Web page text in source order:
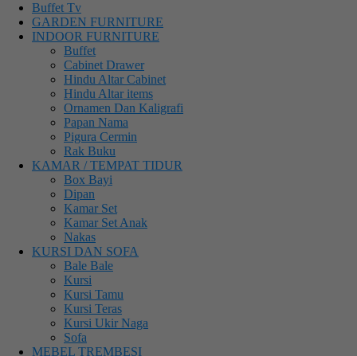
Buffet Tv
GARDEN FURNITURE
INDOOR FURNITURE
Buffet
Cabinet Drawer
Hindu Altar Cabinet
Hindu Altar items
Ornamen Dan Kaligrafi
Papan Nama
Pigura Cermin
Rak Buku
KAMAR / TEMPAT TIDUR
Box Bayi
Dipan
Kamar Set
Kamar Set Anak
Nakas
KURSI DAN SOFA
Bale Bale
Kursi
Kursi Tamu
Kursi Teras
Kursi Ukir Naga
Sofa
MEBEL TREMBESI